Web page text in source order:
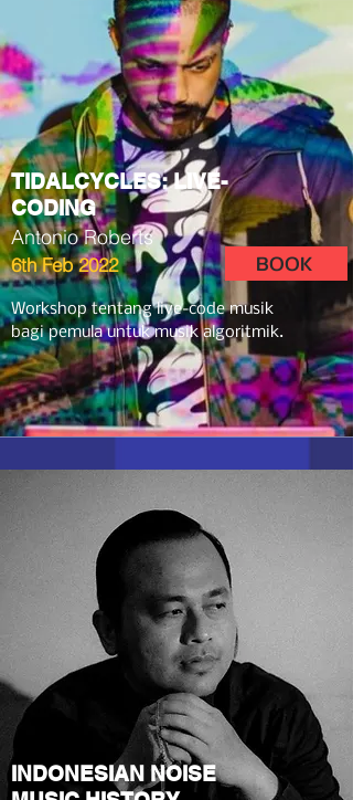
TIDALCYCLES: LIVE-
CODING
Antonio Roberts
6th Feb 2022
Workshop tentang live-code musik
bagi pemula untuk musik algoritmik.
INDONESIAN NOISE
BOOK